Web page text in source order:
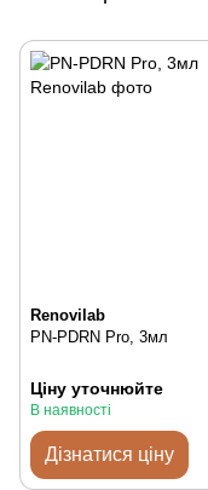
Renovilab
PN-PDRN Pro, 3мл
Ціну уточнюйте
В наявності
Дізнатися ціну